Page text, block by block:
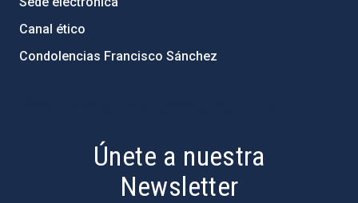
Canal ético
Condolencias Francisco Sánchez
Únete a nuestra
Newsletter